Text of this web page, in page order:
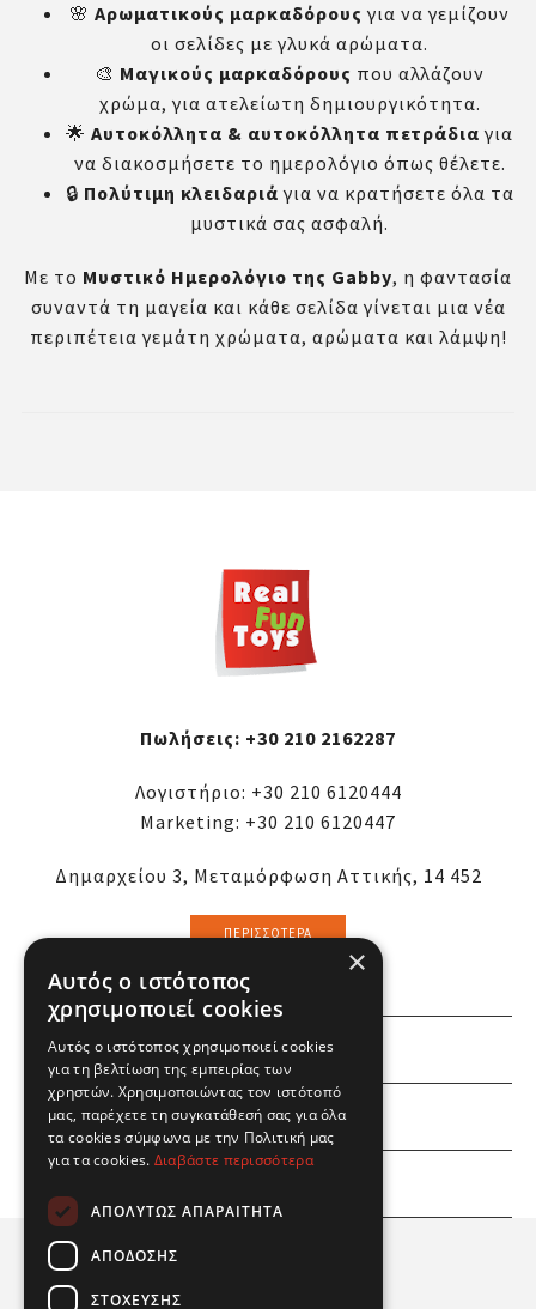
🌸 Αρωματικούς μαρκαδόρους για να γεμίζουν
οι σελίδες με γλυκά αρώματα.
🎨 Μαγικούς μαρκαδόρους που αλλάζουν
χρώμα, για ατελείωτη δημιουργικότητα.
🌟 Αυτοκόλλητα & αυτοκόλλητα πετράδια για
να διακοσμήσετε το ημερολόγιο όπως θέλετε.
🔒 Πολύτιμη κλειδαριά για να κρατήσετε όλα τα
μυστικά σας ασφαλή.
Με το Μυστικό Ημερολόγιο της Gabby, η φαντασία
συναντά τη μαγεία και κάθε σελίδα γίνεται μια νέα
περιπέτεια γεμάτη χρώματα, αρώματα και λάμψη!
Πωλήσεις: +30 210 2162287
Λογιστήριο: +30 210 6120444
Marketing: +30 210 6120447
Δημαρχείου 3, Μεταμόρφωση Αττικής, 14 452
ΠΕΡΙΣΣΌΤΕΡΑ
ΕΜΕΙΣ
ΕΣΕΙΣ
×
Αυτός ο ιστότοπος
χρησιμοποιεί cookies
Αυτός ο ιστότοπος χρησιμοποιεί cookies
για τη βελτίωση της εμπειρίας των
χρηστών. Χρησιμοποιώντας τον ιστότοπό
μας, παρέχετε τη συγκατάθεσή σας για όλα
τα cookies σύμφωνα με την Πολιτική μας
για τα cookies. Διαβάστε περισσότερα
ΑΠΟΛΎΤΩΣ ΑΠΑΡΑΊΤΗΤΑ
ΑΠΌΔΟΣΗΣ
ΣΤΌΧΕΥΣΗΣ